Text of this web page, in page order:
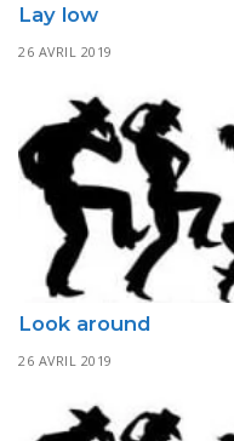
Lay low
26 AVRIL 2019
Look around
26 AVRIL 2019